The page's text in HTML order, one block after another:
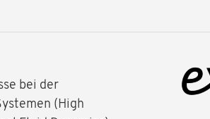
bei der
(High